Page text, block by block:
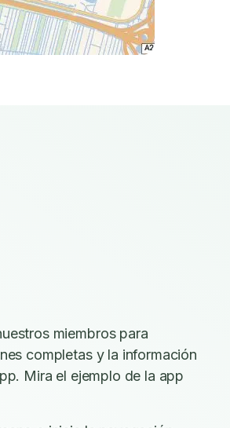
miembros para
completas y la información
Mira el ejemplo de la app